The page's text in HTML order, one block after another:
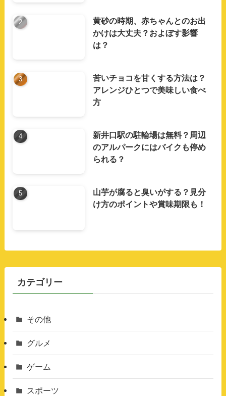
黄砂の時期、赤ちゃんとのお出
かけは大丈夫？およぼす影響
は？
苦いチョコを甘くする方法は？
アレンジひとつで美味しい食べ
方
新井口駅の駐輪場は無料？周辺
のアルパークにはバイクも停め
られる？
山芋が腐ると臭いがする？見分
け方のポイントや賞味期限も！
カテゴリー
その他
グルメ
ゲーム
スポーツ